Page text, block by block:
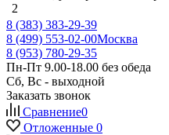
2
8 (383) 383-29-39
8 (499) 553-02-00Москва
8 (953) 780-29-35
Пн-Пт 9.00-18.00 без обеда
Сб, Вс - выходной
Заказать звонок
Сравнение0
Отложенные 0